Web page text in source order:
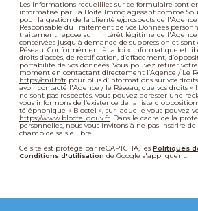
Les informations recueillies sur ce formulaire sont
informatisé par La Boite Immo agissant comme
pour la gestion de la clientèle/prospects de
Responsable du Traitement de vos Données
traitement repose sur l'intérêt légitime de l'Agence
conservées jusqu'à demande de suppression et
Réseau. Conformément à la loi « informatique et
droits d’accès, de rectification, d’effacement,
portabilité de vos données. Vous pouvez retirer
moment en contactant directement l’Agence / Le
https://cnil.fr/fr pour plus d’informations sur vos
avoir contacté l'Agence / le Réseau, que vos droits
ne sont pas respectés, vous pouvez adresser une
vous informons de l’existence de la liste
téléphonique « Bloctel », sur laquelle vous pouvez
https://www.bloctel.gouv.fr. Dans le cadre de la
personnelles, nous vous invitons à ne pas inscrire de
champ de saisie libre.
Ce site est protégé par reCAPTCHA, les Politiques
Conditions d'utilisation de Google s'appliquent.